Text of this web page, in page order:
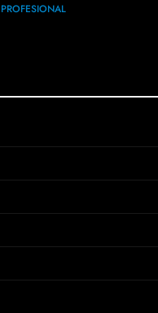
PROFESIONAL
HACÉ EL CANJE